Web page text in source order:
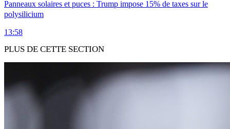
Panneaux solaires et puces : Trump impose 15% de taxes sur le
polysilicium
13:58
PLUS DE CETTE SECTION